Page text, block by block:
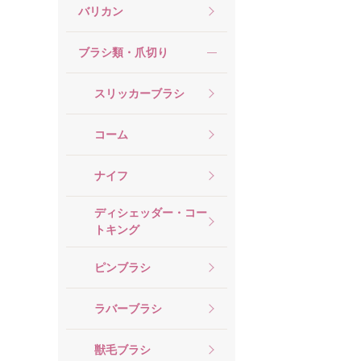
バリカン
ブラシ類・爪切り
スリッカーブラシ
コーム
ナイフ
ディシェッダー・コー
トキング
ピンブラシ
ラバーブラシ
獣毛ブラシ